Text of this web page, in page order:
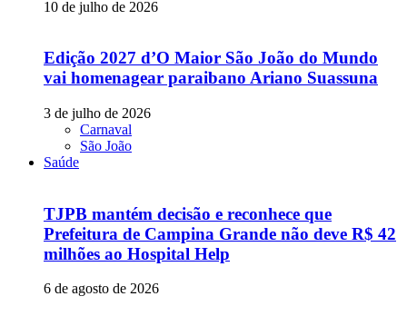
10 de julho de 2026
Edição 2027 d’O Maior São João do Mundo
vai homenagear paraibano Ariano Suassuna
3 de julho de 2026
Carnaval
São João
Saúde
TJPB mantém decisão e reconhece que
Prefeitura de Campina Grande não deve R$ 42
milhões ao Hospital Help
6 de agosto de 2026